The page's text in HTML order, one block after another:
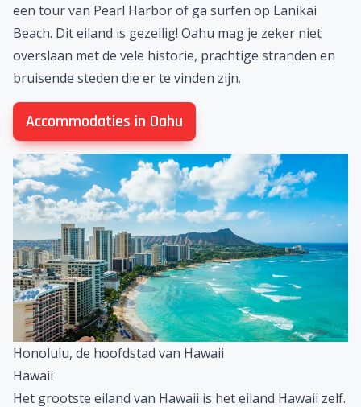
een tour van Pearl Harbor of ga surfen op Lanikai
Beach. Dit eiland is gezellig! Oahu mag je zeker niet
overslaan met de vele historie, prachtige stranden en
bruisende steden die er te vinden zijn.
Accommodaties in Oahu
Honolulu, de hoofdstad van Hawaii
Hawaii
Het grootste eiland van Hawaii is het eiland Hawaii zelf.